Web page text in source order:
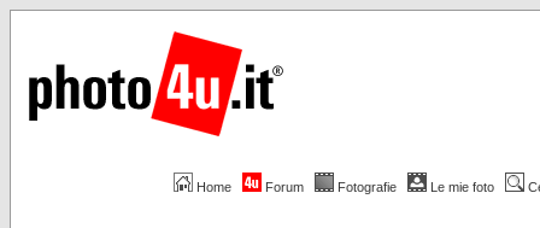
Home Forum Fotografie Le mie foto